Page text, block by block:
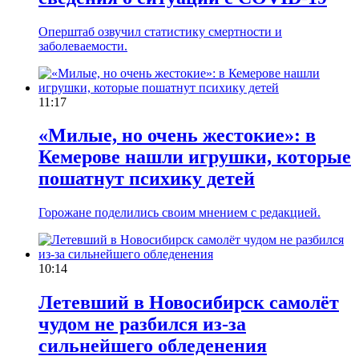
Оперштаб озвучил статистику смертности и
заболеваемости.
11:17
«Милые, но очень жестокие»: в
Кемерове нашли игрушки, которые
пошатнут психику детей
Горожане поделились своим мнением с редакцией.
10:14
Летевший в Новосибирск самолёт
чудом не разбился из-за
сильнейшего обледенения